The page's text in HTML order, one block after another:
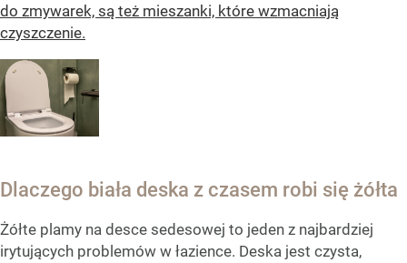
do zmywarek, są też mieszanki, które wzmacniają
czyszczenie.
Dlaczego biała deska z czasem robi się żółta
Żółte plamy na desce sedesowej to jeden z najbardziej
irytujących problemów w łazience. Deska jest czysta,